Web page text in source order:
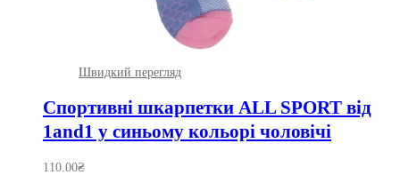
Швидкий перегляд
Спортивні шкарпетки ALL SPORT від
1and1 у синьому кольорі чоловічі
110.00₴